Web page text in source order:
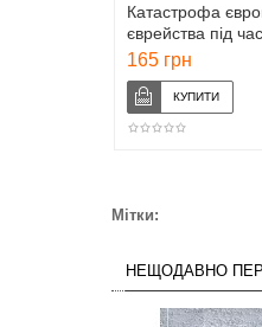
Катастрофа
єврейства під
війни
165 грн
Мітки:
НЕЩОДАВНО